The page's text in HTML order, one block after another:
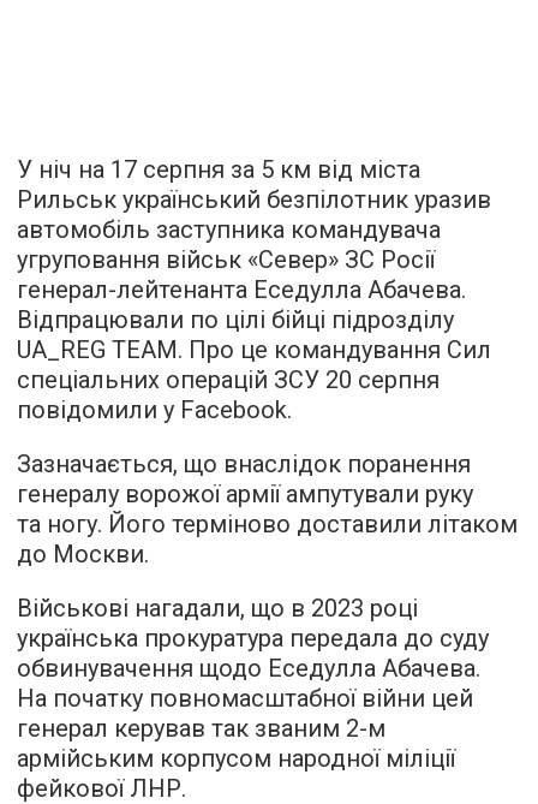
У ніч на 17 серпня за 5 км від міста
Рильськ український безпілотник уразив
автомобіль заступника командувача
угруповання військ «Север» ЗС Росії
генерал-лейтенанта Еседулла Абачева.
Відпрацювали по цілі бійці підрозділу
UA_REG TEAM. Про це командування Сил
спеціальних операцій ЗСУ 20 серпня
повідомили у Facebook.
Зазначається, що внаслідок поранення
генералу ворожої армії ампутували руку
та ногу. Його терміново доставили літаком
до Москви.
Військові нагадали, що в 2023 році
українська прокуратура передала до суду
обвинувачення щодо Еседулла Абачева.
На початку повномасштабної війни цей
генерал керував так званим 2-м
армійським корпусом народної міліції
фейкової ЛНР.